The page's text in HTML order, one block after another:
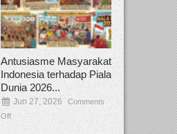
Antusiasme Masyarakat
Indonesia terhadap Piala
Dunia 2026...
Jun 27, 2026
Comments
Off